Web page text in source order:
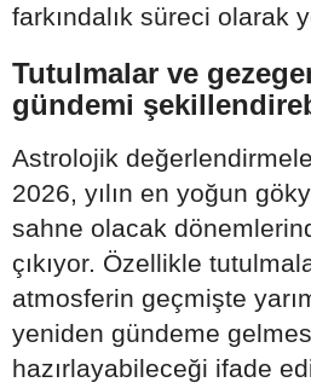
farkındalık süreci olarak
Tutulmalar ve
gündemi
Astrolojik
2026, yılın en yoğun
sahne olacak
çıkıyor. Özellikle
atmosferin geçmişte
yeniden gündeme
hazırlayabileceği ifade